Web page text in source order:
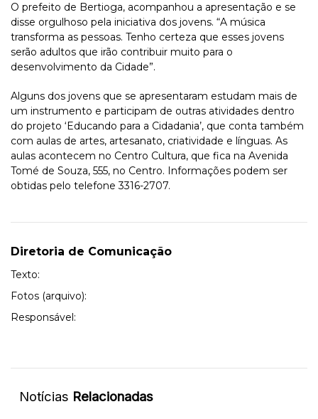
O prefeito de Bertioga, acompanhou a apresentação e se
disse orgulhoso pela iniciativa dos jovens. “A música
transforma as pessoas. Tenho certeza que esses jovens
serão adultos que irão contribuir muito para o
desenvolvimento da Cidade”.
Alguns dos jovens que se apresentaram estudam mais de
um instrumento e participam de outras atividades dentro
do projeto ‘Educando para a Cidadania’, que conta também
com aulas de artes, artesanato, criatividade e línguas. As
aulas acontecem no Centro Cultura, que fica na Avenida
Tomé de Souza, 555, no Centro. Informações podem ser
obtidas pelo telefone 3316-2707.
Diretoria de Comunicação
Texto:
Fotos (arquivo):
Responsável:
Notícias Relacionadas